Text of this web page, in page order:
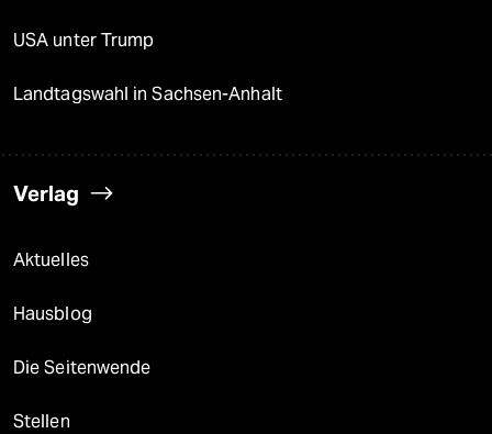
USA unter Trump
Landtagswahl in Sachsen-Anhalt
Verlag
Aktuelles
Hausblog
Die Seitenwende
Stellen